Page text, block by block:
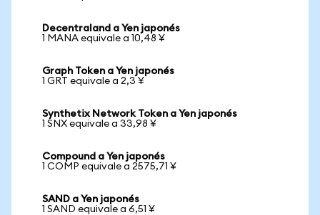
Decentraland a Yen japonés
1 MANA equivale a 10,48 ¥
Graph Token a Yen japonés
1 GRT equivale a 2,3 ¥
Synthetix Network Token a Yen japonés
1 SNX equivale a 33,98 ¥
Compound a Yen japonés
1 COMP equivale a 2575,71 ¥
SAND a Yen japonés
1 SAND equivale a 6,51 ¥